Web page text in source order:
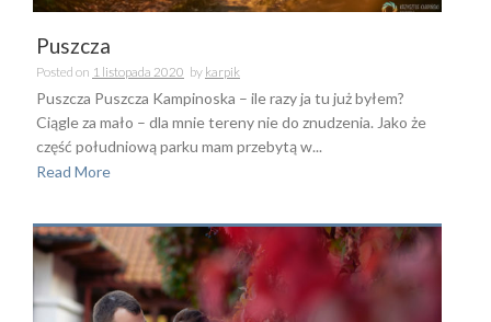
Puszcza
Posted on 1 listopada 2020 by karpik
Puszcza Puszcza Kampinoska – ile razy ja tu już byłem?
Ciągle za mało – dla mnie tereny nie do znudzenia. Jako że
część południową parku mam przebytą w...
Read More